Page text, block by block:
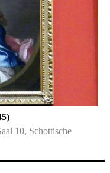
10, Schottische